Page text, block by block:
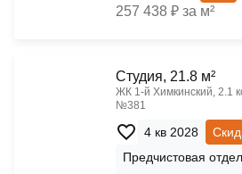
257 438 ₽ за м²
Cтудия, 21.8 м²
ЖК 1‑й Химкинский, 2.1
№381
4 кв 2028
Предчистовая